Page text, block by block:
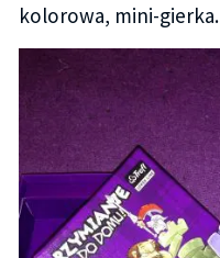
kolorowa, mini-gierka.